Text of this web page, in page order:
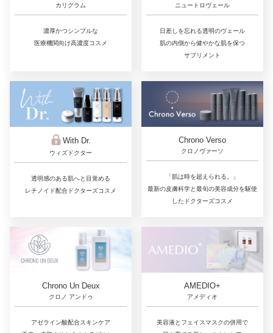
カリグラム
濃厚かつシンプルな
医療機関向け高濃度コスメ
ニュートロヴェール
日差しを忘れる透明のヴェール
肌の内側から健やかな肌を保つ
サプリメント
With Dr.
ウィズドクター
透明感のある肌へと目覚める
レチノイド配合ドクターズコスメ
Chrono Verso
クロノヴァーソ
「肌は時を超えられる。」
最新の皮膚科学と最旬の美容成分を駆使
したドクターズコスメ
Chrono Un Deux
クロノ アンドゥ
アゼライン酸配合スキンケア
AMEDIO+
アメディオ
美容液とフェイスマスクの併用で